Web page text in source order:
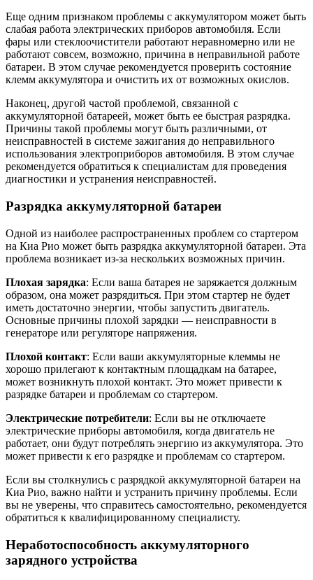
Еще одним признаком проблемы с аккумулятором может быть
слабая работа электрических приборов автомобиля. Если
фары или стеклоочистители работают неравномерно или не
работают совсем, возможно, причина в неправильной работе
батареи. В этом случае рекомендуется проверить состояние
клемм аккумулятора и очистить их от возможных окислов.
Наконец, другой частой проблемой, связанной с
аккумуляторной батареей, может быть ее быстрая разрядка.
Причины такой проблемы могут быть различными, от
неисправностей в системе зажигания до неправильного
использования электроприборов автомобиля. В этом случае
рекомендуется обратиться к специалистам для проведения
диагностики и устранения неисправностей.
Разрядка аккумуляторной батареи
Одной из наиболее распространенных проблем со стартером
на Киа Рио может быть разрядка аккумуляторной батареи. Эта
проблема возникает из-за нескольких возможных причин.
Плохая зарядка: Если ваша батарея не заряжается должным
образом, она может разрядиться. При этом стартер не будет
иметь достаточно энергии, чтобы запустить двигатель.
Основные причины плохой зарядки — неисправности в
генераторе или регуляторе напряжения.
Плохой контакт: Если ваши аккумуляторные клеммы не
хорошо прилегают к контактным площадкам на батарее,
может возникнуть плохой контакт. Это может привести к
разрядке батареи и проблемам со стартером.
Электрические потребители: Если вы не отключаете
электрические приборы автомобиля, когда двигатель не
работает, они будут потреблять энергию из аккумулятора. Это
может привести к его разрядке и проблемам со стартером.
Если вы столкнулись с разрядкой аккумуляторной батареи на
Киа Рио, важно найти и устранить причину проблемы. Если
вы не уверены, что справитесь самостоятельно, рекомендуется
обратиться к квалифицированному специалисту.
Неработоспособность аккумуляторного
зарядного устройства